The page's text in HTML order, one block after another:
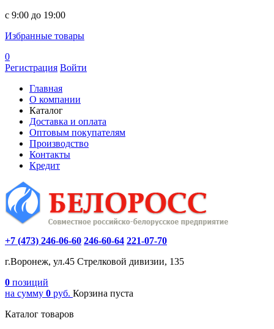
c 9:00 до 19:00
Избранные товары
0
Регистрация Войти
Главная
О компании
Каталог
Доставка и оплата
Оптовым покупателям
Производство
Контакты
Кредит
+7 (473) 246-06-60 246-60-64 221-07-70
г.Воронеж, ул.45 Стрелковой дивизии, 135
0 позиций
на сумму 0 руб. Корзина пуста
Каталог товаров